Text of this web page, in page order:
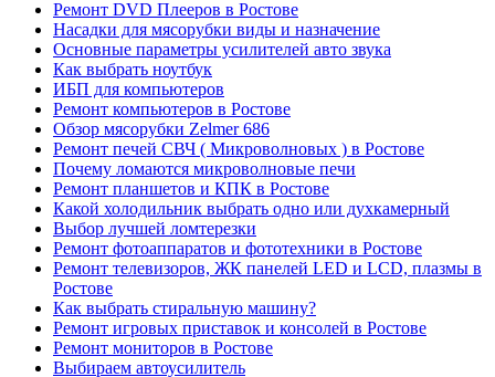
Ремонт DVD Плееров в Ростове
Насадки для мясорубки виды и назначение
Основные параметры усилителей авто звука
Как выбрать ноутбук
ИБП для компьютеров
Ремонт компьютеров в Ростове
Обзор мясорубки Zelmer 686
Ремонт печей СВЧ ( Микроволновых ) в Ростове
Почему ломаются микроволновые печи
Ремонт планшетов и КПК в Ростове
Какой холодильник выбрать одно или духкамерный
Выбор лучшей ломтерезки
Ремонт фотоаппаратов и фототехники в Ростове
Ремонт телевизоров, ЖК панелей LED и LCD, плазмы в
Ростове
Как выбрать стиральную машину?
Ремонт игровых приставок и консолей в Ростове
Ремонт мониторов в Ростове
Выбираем автоусилитель